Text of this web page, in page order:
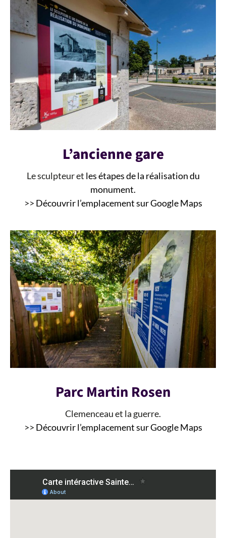
L’ancienne gare
Le sculpteur et les étapes de la réalisation du
monument.
>> Découvrir l’emplacement sur Google Maps
Parc Martin Rosen
Clemenceau et la guerre.
>> Découvrir l’emplacement sur Google Maps